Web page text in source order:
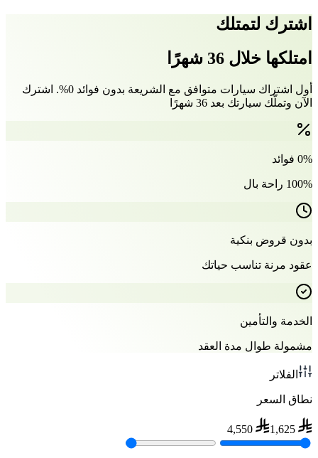
اشترك لتمتلك
امتلكها خلال 36 شهرًا
أول اشتراك سيارات متوافق مع الشريعة بدون فوائد 0%. اشترك
الآن وتملّك سيارتك بعد 36 شهرًا
0% فوائد
100% راحة بال
بدون قروض بنكية
عقود مرنة تناسب حياتك
الخدمة والتأمين
مشمولة طوال مدة العقد
الفلاتر
نطاق السعر
1,625
4,550